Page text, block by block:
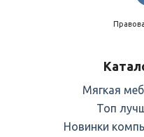
Мягкая
Топ
Новинки